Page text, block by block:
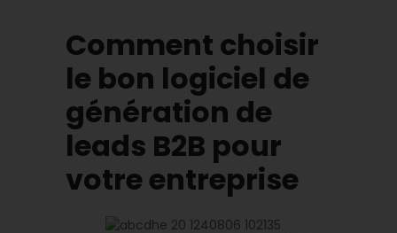
Comment choisir
le bon logiciel de
génération de
leads B2B pour
votre entreprise